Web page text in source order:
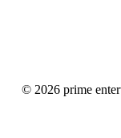
© 2026 prime